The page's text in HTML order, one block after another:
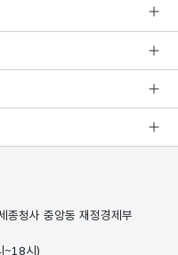
청사 중앙동 재정경제부
~18시)